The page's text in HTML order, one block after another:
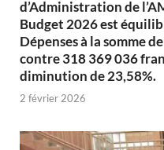
d’Administration de
Budget 2026 est
Dépenses à la somme
contre 318 369 036
diminution de 23,58%.
2 février 2026